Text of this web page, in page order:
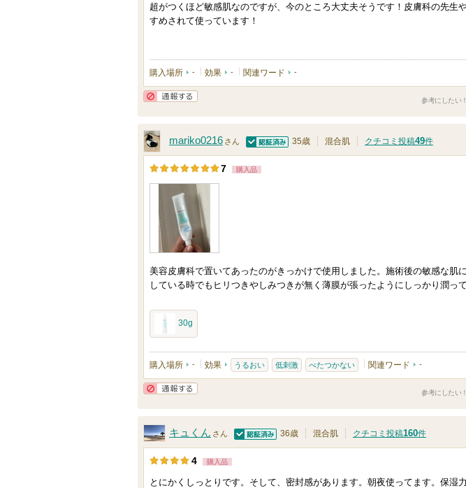
超がつくほど敏感肌なのですが、今のところ大丈夫そうです！皮膚科の先生
すめされて使っています！
購入場所 - 効果 - 関連ワード -
参考にしたい
mariko0216 さん 35歳 混合肌 クチコミ投稿49件
7 購入品
美容皮膚科で置いてあったのがきっかけで使用しました。施術後の敏感な肌
している時でもヒリつきやしみつきが無く薄膜が張ったようにしっかり潤っ
30g
購入場所 - 効果 うるおい 低刺激 べたつかない 関連ワード -
参考にしたい
キュくん さん 36歳 混合肌 クチコミ投稿160件
4 購入品
とにかくしっとりです。そして、密封感があります。朝夜使ってます。保湿